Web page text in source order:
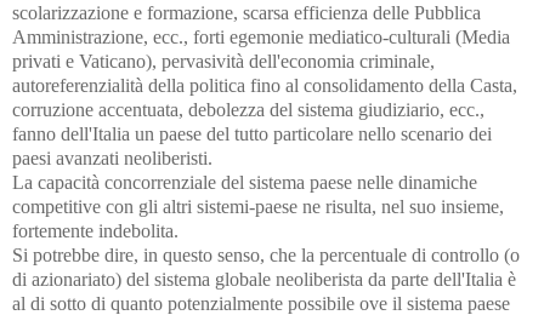
scolarizzazione e formazione, scarsa efficienza delle Pubblica
Amministrazione, ecc., forti egemonie mediatico-culturali (Media
privati e Vaticano), pervasività dell'economia criminale,
autoreferenzialità della politica fino al consolidamento della Casta,
corruzione accentuata, debolezza del sistema giudiziario, ecc.,
fanno dell'Italia un paese del tutto particolare nello scenario dei
paesi avanzati neoliberisti.
La capacità concorrenziale del sistema paese nelle dinamiche
competitive con gli altri sistemi-paese ne risulta, nel suo insieme,
fortemente indebolita.
Si potrebbe dire, in questo senso, che la percentuale di controllo (o
di azionariato) del sistema globale neoliberista da parte dell'Italia è
al di sotto di quanto potenzialmente possibile ove il sistema paese